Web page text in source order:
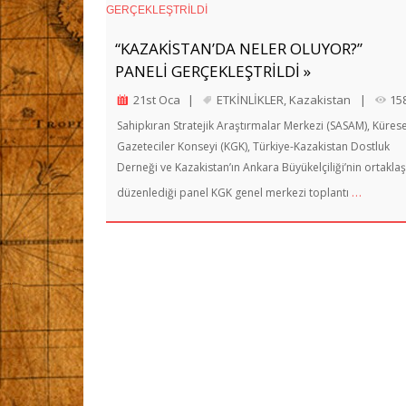
“KAZAKİSTAN’DA NELER OLUYOR?”
PANELİ GERÇEKLEŞTRİLDİ »
21st Oca | ETKİNLİKLER, Kazakistan |
Sahipkıran Stratejik Araştırmalar Merkezi (SASAM),
Gazeteciler Konseyi (KGK), Türkiye-Kazakistan Dostluk
Derneği ve Kazakistan’ın Ankara Büyükelçiliği’nin
düzenlediği panel KGK genel merkezi toplantı …